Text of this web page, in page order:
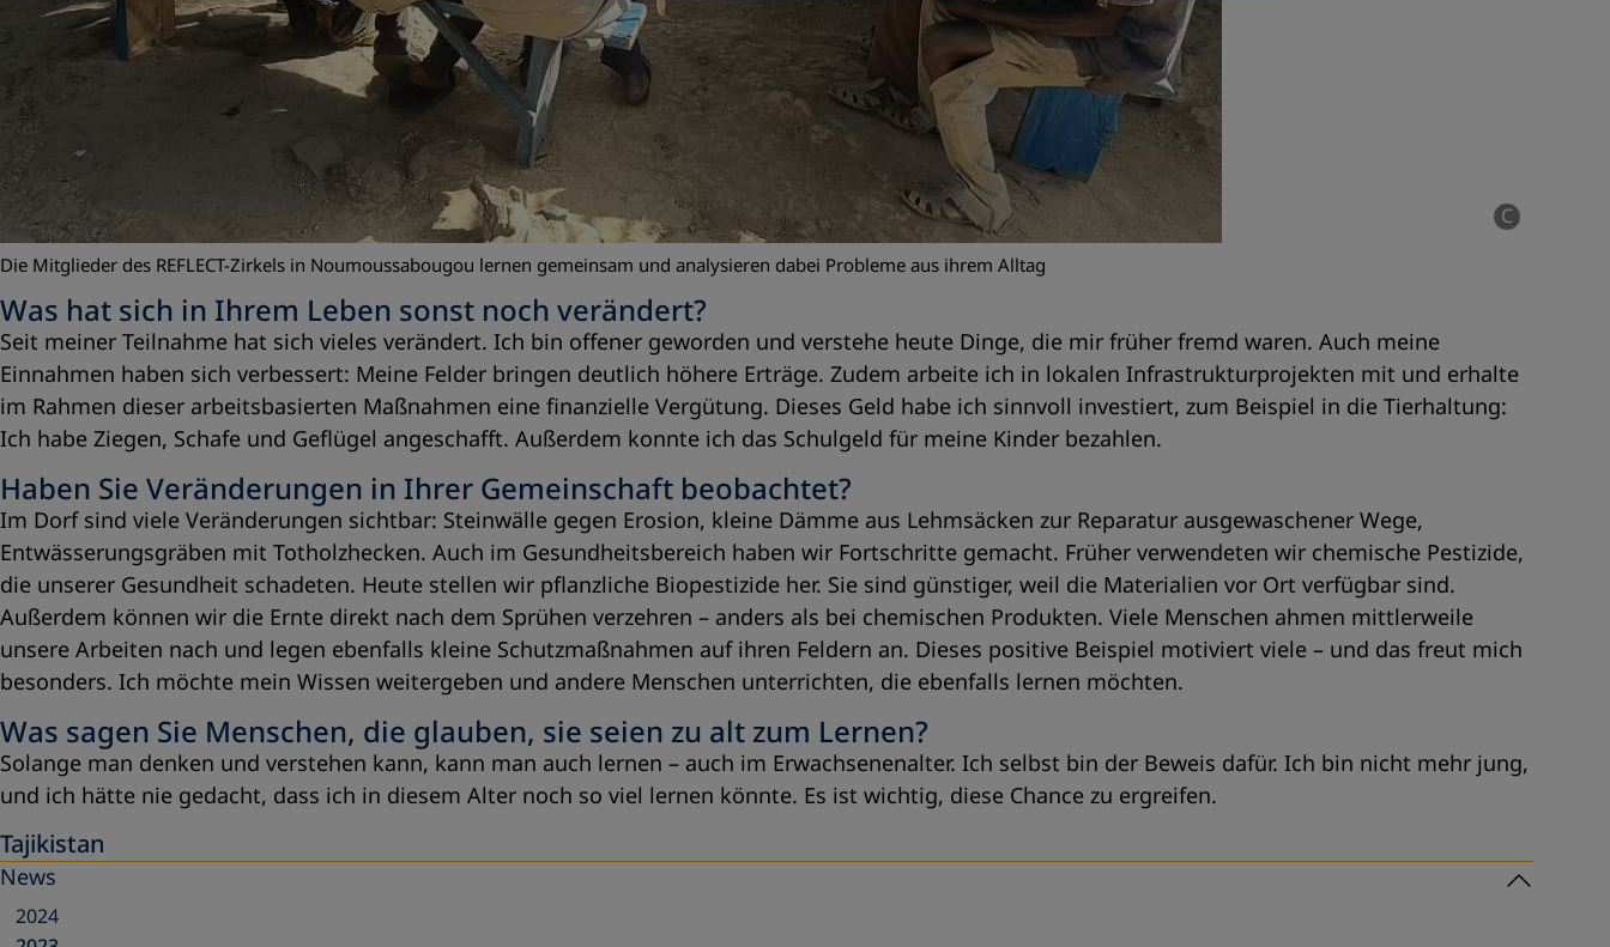
C
Die Mitglieder des REFLECT-Zirkels in Noumoussabougou lernen gemeinsam und analysieren dabei Probleme aus ihrem Alltag
Was hat sich in Ihrem Leben sonst noch verändert?
Seit meiner Teilnahme hat sich vieles verändert. Ich bin offener geworden und verstehe heute Dinge, die mir früher fremd waren. Auch meine
Einnahmen haben sich verbessert: Meine Felder bringen deutlich höhere Erträge. Zudem arbeite ich in lokalen Infrastrukturprojekten mit und erhalte
im Rahmen dieser arbeitsbasierten Maßnahmen eine finanzielle Vergütung. Dieses Geld habe ich sinnvoll investiert, zum Beispiel in die Tierhaltung:
Ich habe Ziegen, Schafe und Geflügel angeschafft. Außerdem konnte ich das Schulgeld für meine Kinder bezahlen.
Haben Sie Veränderungen in Ihrer Gemeinschaft beobachtet?
Im Dorf sind viele Veränderungen sichtbar: Steinwälle gegen Erosion, kleine Dämme aus Lehmsäcken zur Reparatur ausgewaschener Wege,
Entwässerungsgräben mit Totholzhecken. Auch im Gesundheitsbereich haben wir Fortschritte gemacht. Früher verwendeten wir chemische Pestizide,
die unserer Gesundheit schadeten. Heute stellen wir pflanzliche Biopestizide her. Sie sind günstiger, weil die Materialien vor Ort verfügbar sind.
Außerdem können wir die Ernte direkt nach dem Sprühen verzehren – anders als bei chemischen Produkten. Viele Menschen ahmen mittlerweile
unsere Arbeiten nach und legen ebenfalls kleine Schutzmaßnahmen auf ihren Feldern an. Dieses positive Beispiel motiviert viele – und das freut mich
besonders. Ich möchte mein Wissen weitergeben und andere Menschen unterrichten, die ebenfalls lernen möchten.
Was sagen Sie Menschen, die glauben, sie seien zu alt zum Lernen?
Solange man denken und verstehen kann, kann man auch lernen – auch im Erwachsenenalter. Ich selbst bin der Beweis dafür. Ich bin nicht mehr jung,
und ich hätte nie gedacht, dass ich in diesem Alter noch so viel lernen könnte. Es ist wichtig, diese Chance zu ergreifen.
Tajikistan
News
2024